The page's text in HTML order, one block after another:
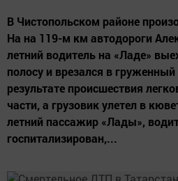
В Чистопольском районе
На на 119-м км автодороги
летний водитель на «Ладе»
полосу и врезался в
результате происшествия
части, а грузовик улетел в
летний пассажир «Лады»,
госпитализирован,...